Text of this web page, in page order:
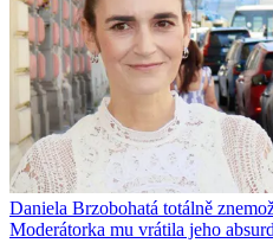
Daniela Brzobohatá totálně
Moderátorka mu vrátila jeho